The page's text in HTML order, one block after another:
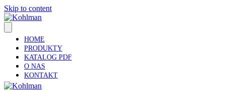
Skip to content
HOME
PRODUKTY
KATALOG PDF
O NAS
KONTAKT